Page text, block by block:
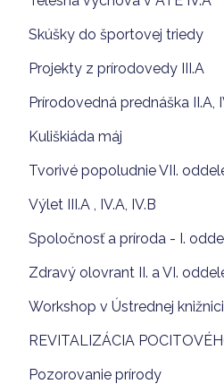
Skúšky do športovej triedy
Projekty z prírodovedy III.A
Prírodovedná prednáška II.A,
Kuliškiáda máj
Tvorivé popoludnie VII.
Výlet III.A , IV.A, IV.B
Spoločnosť a príroda - I.
Zdravý olovrant II. a VI.
Workshop v Ústrednej
REVITALIZÁCIA
Pozorovanie prírody